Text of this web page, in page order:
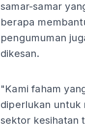
samar-samar
berapa
pengumuman
dikesan.
"Kami faham
diperlukan untuk
sektor kesihatan